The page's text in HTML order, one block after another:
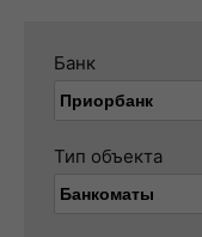
Банк
Тип объекта